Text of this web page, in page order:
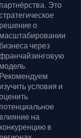
партнёрства. Это
решение о
масштабировании
бизнеса через
модель.
Рекомендуем
изучить условия и
потенциальное
влияние на
конкуренцию в